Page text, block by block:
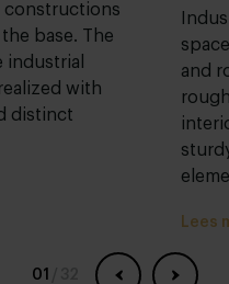
constructions
base. The
industrial
with
distinct
and
Lees
01